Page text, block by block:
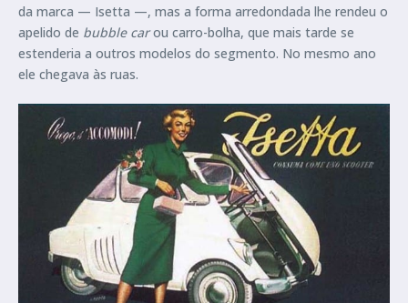
da marca — Isetta —, mas a forma arredondada lhe rendeu o
apelido de bubble carou carro-bolha, que mais tarde se
estenderia a outros modelos do segmento. No mesmo ano
ele chegava às ruas.